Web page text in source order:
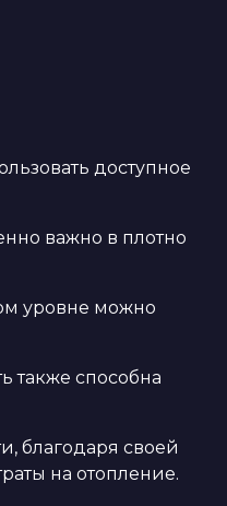
доступное
важно в плотно
уровне можно
также способна
благодаря своей
на отопление.